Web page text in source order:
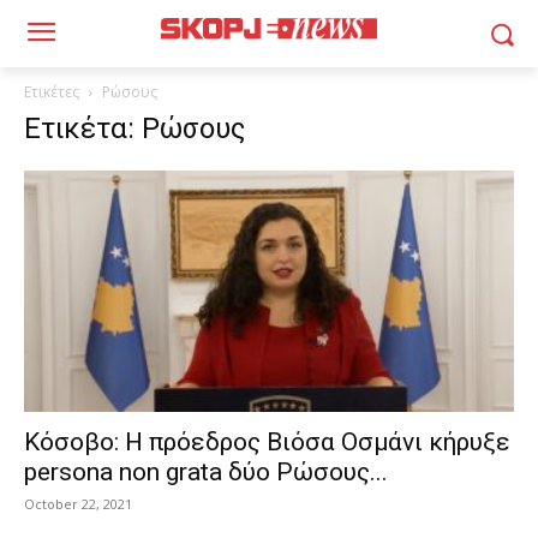
Ετικέτες Ρώσους
Ετικέτα: Ρώσους
Κόσοβο: Η πρόεδρος Βιόσα Οσμάνι κήρυξε
persona non grata δύο Ρώσους...
October 22, 2021